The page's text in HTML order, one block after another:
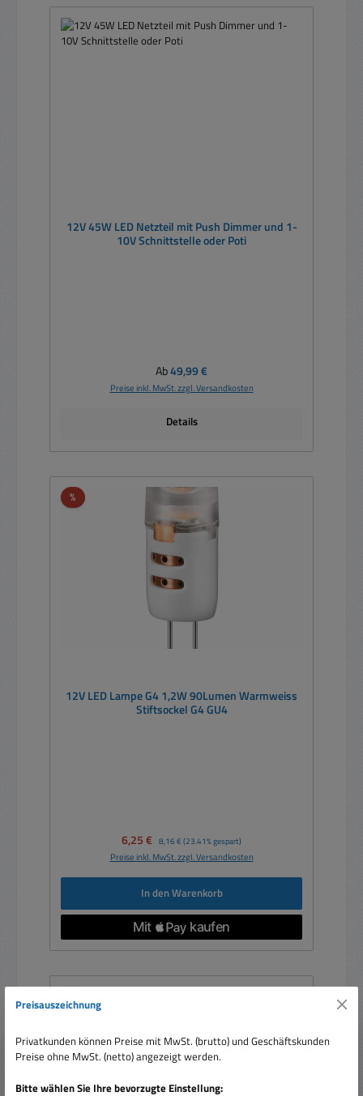
12V 45W LED Netzteil mit Push Dimmer und 1-
10V Schnittstelle oder Poti
Regulärer Preis:
Ab49,99 €
Preise inkl. MwSt. zzgl. Versandkosten
Details
%Rabatt
12V LED Lampe G4 1,2W 90Lumen Warmweiss
Stiftsockel G4 GU4
Verkaufspreis:
6,25 € Regulärer Preis:
8,16 € (23.41% gespart)
Preise inkl. MwSt. zzgl. Versandkosten
In den Warenkorb
Preisauszeichnung
Privatkunden können Preise mit MwSt. (brutto) und Geschäftskunden
Preise ohne MwSt. (netto) angezeigt werden.
Bitte wählen Sie Ihre bevorzugte Einstellung: